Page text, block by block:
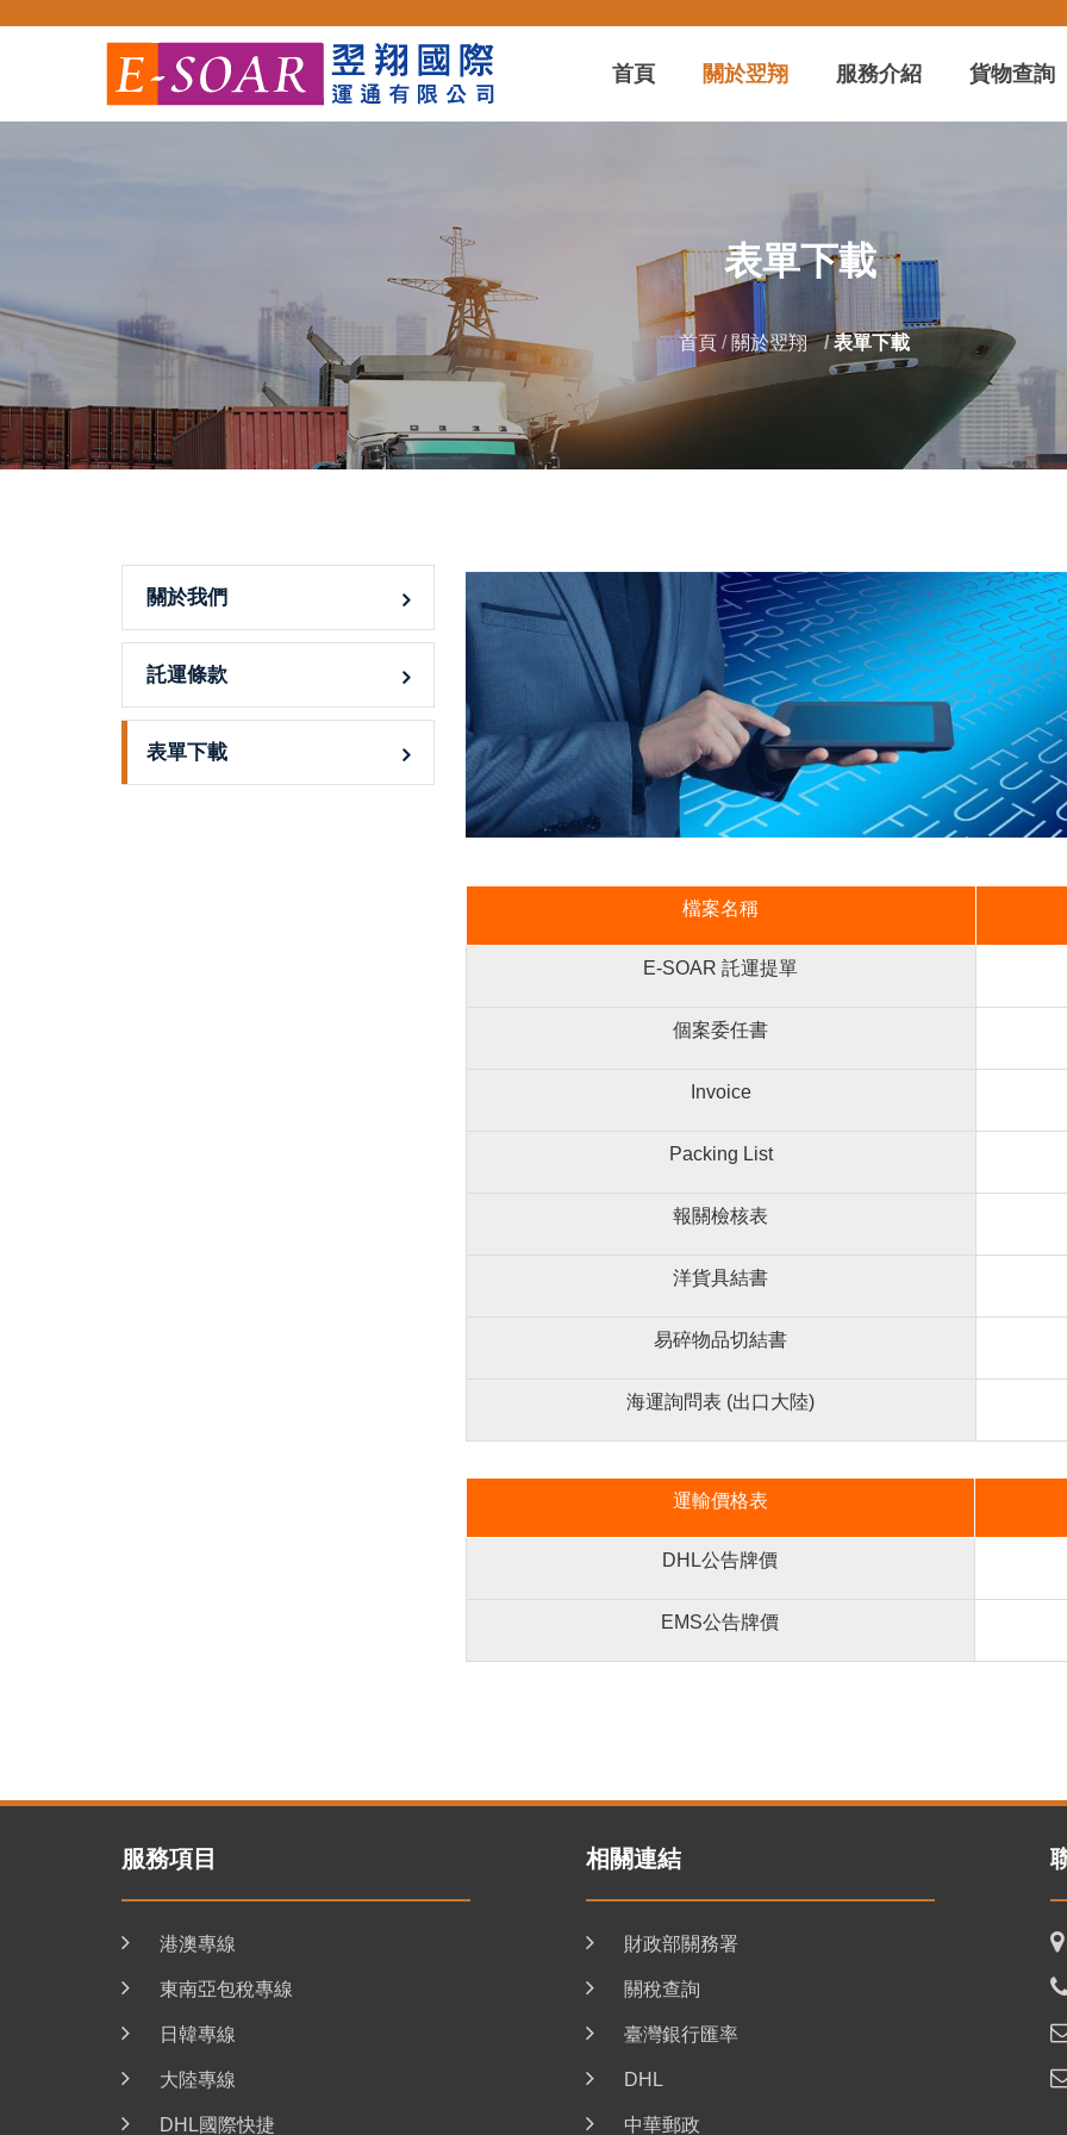
首頁 關於翌翔 服務介紹 貨物查詢
表單下載
首頁 關於翌翔 表單下載
關於我們
託運條款
表單下載
檔案名稱
E-SOAR 託運提單
個案委任書
Invoice
Packing List
報關檢核表
洋貨具結書
易碎物品切結書
海運詢問表 (出口大陸)
運輸價格表
DHL公告牌價
EMS公告牌價
服務項目
港澳專線
東南亞包稅專線
日韓專線
大陸專線
DHL國際快捷
相關連結
財政部關務署
關稅查詢
臺灣銀行匯率
DHL
中華郵政